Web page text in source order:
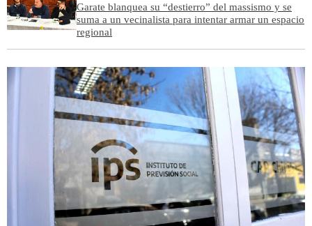
Garate blanquea su “destierro” del massismo y se
suma a un vecinalista para intentar armar un espacio
regional